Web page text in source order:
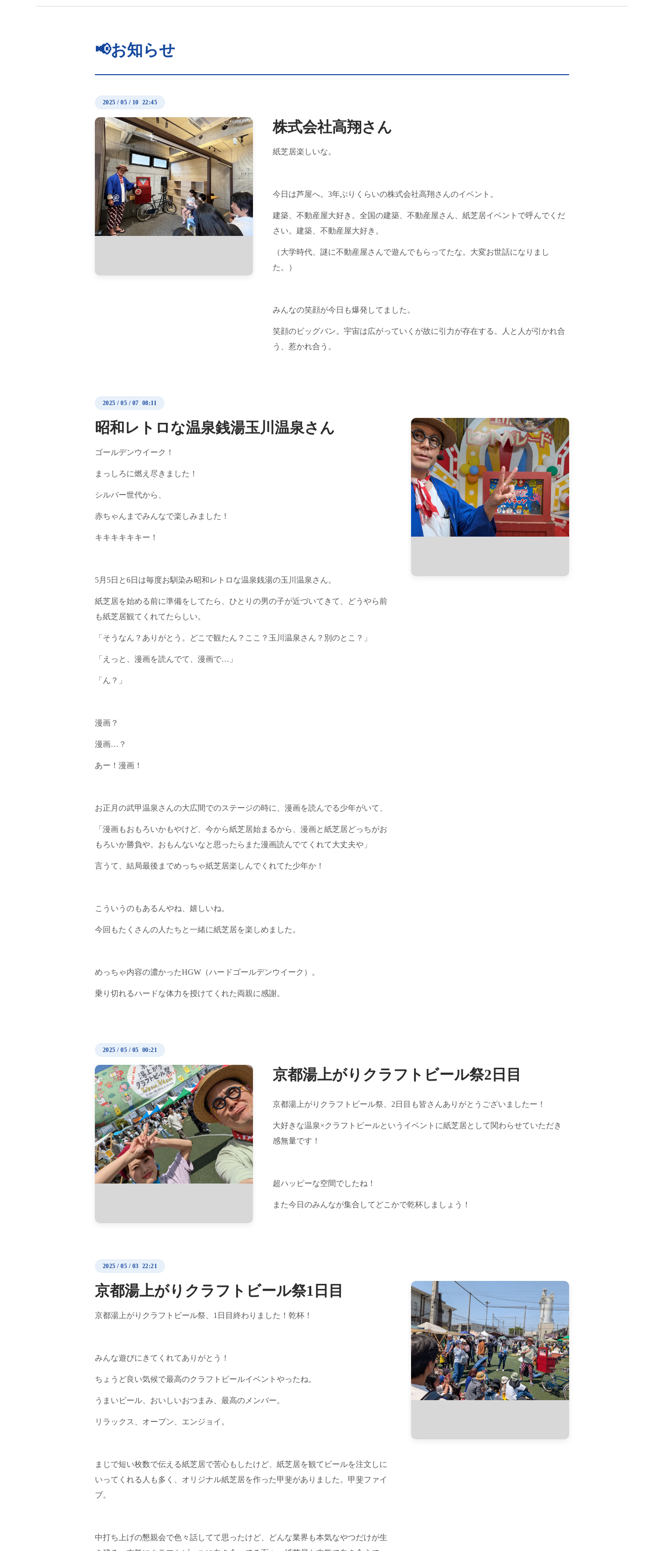
📢お知らせ
2025 /05 / 10 22:45
株式会社高翔さん
紙芝居楽しいな。
今日は芦屋へ。3年ぶりくらいの株式会社高翔さんのイベント。
建築、不動産屋大好き。全国の建築、不動産屋さん、紙芝居イベントで呼んでくだ
さい。建築、不動産屋大好き。
（大学時代、謎に不動産屋さんで遊んでもらってたな。大変お世話になりまし
た。）
みんなの笑顔が今日も爆発してました。
笑顔のビッグバン。宇宙は広がっていくが故に引力が存在する。人と人が引かれ合
う、惹かれ合う。
2025 /05 / 07 08:11
昭和レトロな温泉銭湯玉川温泉さん
ゴールデンウイーク！
まっしろに燃え尽きました！
シルバー世代から、
赤ちゃんまでみんなで楽しみました！
キキキキキキー！
5月5日と6日は毎度お馴染み昭和レトロな温泉銭湯の玉川温泉さん。
紙芝居を始める前に準備をしてたら、ひとりの男の子が近づいてきて、どうやら前
も紙芝居観てくれてたらしい。
「そうなん？ありがとう。どこで観たん？ここ？玉川温泉さん？別のとこ？」
「えっと、漫画を読んでて、漫画で…」
「ん？」
漫画？
漫画…？
あー！漫画！
お正月の武甲温泉さんの大広間でのステージの時に、漫画を読んでる少年がいて、
「漫画もおもろいかもやけど、今から紙芝居始まるから、漫画と紙芝居どっちがお
もろいか勝負や。おもんないなと思ったらまた漫画読んでてくれて大丈夫や」
言うて、結局最後までめっちゃ紙芝居楽しんでくれてた少年か！
こういうのもあるんやね、嬉しいね。
今回もたくさんの人たちと一緒に紙芝居を楽しめました。
めっちゃ内容の濃かったHGW（ハードゴールデンウイーク）。
乗り切れるハードな体力を授けてくれた両親に感謝。
2025 /05 / 05 00:21
京都湯上がりクラフトビール祭2日目
京都湯上がりクラフトビール祭、2日目も皆さんありがとうございましたー！
大好きな温泉×クラフトビールというイベントに紙芝居として関わらせていただき
感無量です！
超ハッピーな空間でしたね！
また今日のみんなが集合してどこかで乾杯しましょう！
2025 /05 / 03 22:21
京都湯上がりクラフトビール祭1日目
京都湯上がりクラフトビール祭、1日目終わりました！乾杯！
みんな遊びにきてくれてありがとう！
ちょうど良い気候で最高のクラフトビールイベントやったね。
うまいビール、おいしいおつまみ、最高のメンバー。
リラックス、オープン、エンジョイ。
まじで短い枚数で伝える紙芝居で苦心もしたけど、紙芝居を観てビールを注文しに
いってくれる人も多く、オリジナル紙芝居を作った甲斐がありました。甲斐ファイ
ブ。
中打ち上げの懇親会で色々話してて思ったけど、どんな業界も本気なやつだけが生